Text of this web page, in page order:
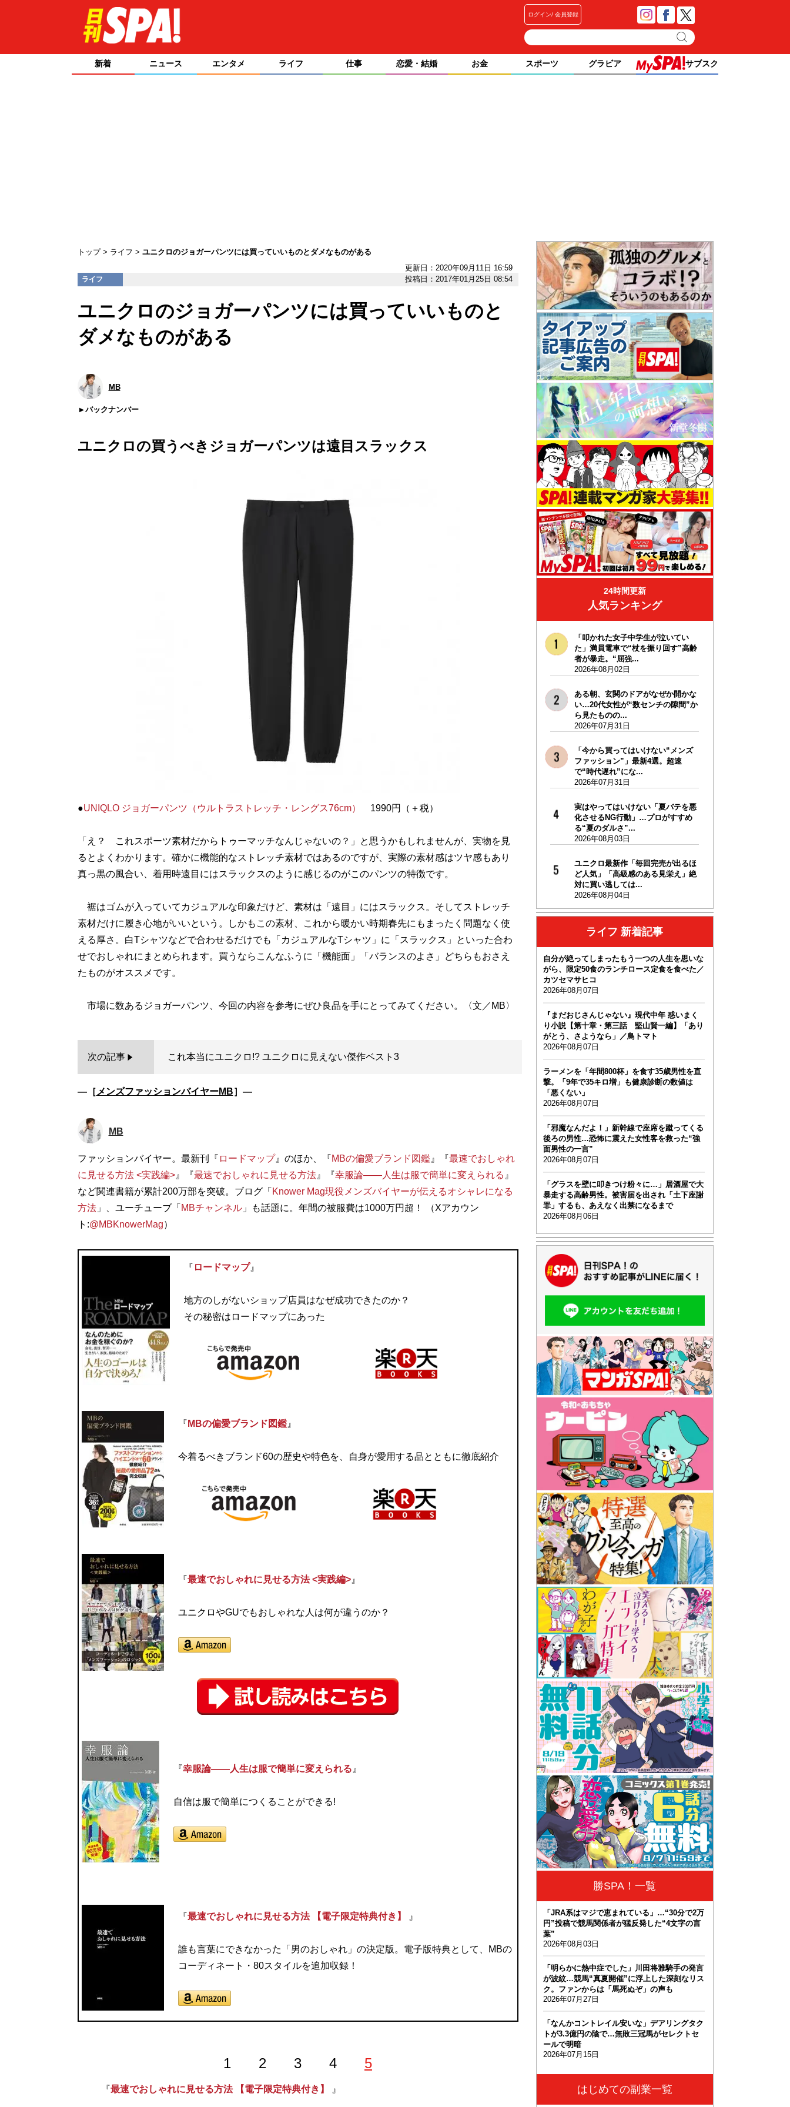
ログイン 会員登録
新着 ニュース エンタメ ライフ 仕事 恋愛・結婚 お金 スポーツ グラビア サブスク
トップ ライフ
ユニクロのジョガーパンツには買っていいものとダメなものがある
更新日：2020年09月11日 16:59
ライフ 投稿日：2017年01月25日 08:54
ユニクロのジョガーパンツには買っていいものと
ダメなものがある
MB
バックナンバー
ユニクロの買うべきジョガーパンツは遠目スラックス
●UNIQLO ジョガーパンツ（ウルトラストレッチ・レングス76cm） 1990円（＋税）
「え？ これスポーツ素材だからトゥーマッチなんじゃないの？」と思うかもしれませんが、実物を見
るとよくわかります。確かに機能的なストレッチ素材ではあるのですが、実際の素材感はツヤ感もあり
真っ黒の風合い、着用時遠目にはスラックスのように感じるのがこのパンツの特徴です。
裾はゴムが入っていてカジュアルな印象だけど、素材は「遠目」にはスラックス。そしてストレッチ
素材だけに履き心地がいいという。しかもこの素材、これから暖かい時期春先にもまったく問題なく使
える厚さ。白Tシャツなどで合わせるだけでも「カジュアルなTシャツ」に「スラックス」といった合わ
せでおしゃれにまとめられます。買うならこんなふうに「機能面」「バランスのよさ」どちらもおさえ
たものがオススメです。
次の記事 これ本当にユニクロ!? ユニクロに見えない傑作ベスト3
―［ メンズファッションバイヤーMB］―
MB
ファッションバイヤー。最新刊『 ロードマップ』のほか、『MBの偏愛ブランド図鑑』『最速でおしゃれ
に見せる方法 <実践編>』『最速でおしゃれに見せる方法』『幸服論――人生は服で簡単に変えられる 』
など関連書籍が累計200万部を突破。ブログ「 Knower Mag現役メンズバイヤーが伝えるオシャレになる
方法」、ユーチューブ「 MBチャンネル」も話題に。年間の被服費は1000万円超！ （Xアカウン
ト:@MBKnowerMag）
『 ロードマップ』
地方のしがないショップ店員はなぜ成功できたのか？
その秘密はロードマップにあった
『 MBの偏愛ブランド図鑑』
今着るべきブランド60の歴史や特色を、自身が愛用する品とともに徹底紹介
『最速でおしゃれに見せる方法 <実践編>』
ユニクロやGUでもおしゃれな人は何が違うのか？
『幸服論――人生は服で簡単に変えられる 』
自信は服で簡単につくることができる!
『最速でおしゃれに見せる方法 【電子限定特典付き】 』
誰も言葉にできなかった「男のおしゃれ」の決定版。電子版特典として、MBの
コーディネート・80スタイルを追加収録！
1 2 3 4 5
『最速でおしゃれに見せる方法 【電子限定特典付き】 』
24時間更新
人気ランキング
「叩かれた女子中学生が泣いてい
た」満員電車で“杖を振り回す”高齢
者が暴走。“屈強...
2026年08月02日
ある朝、玄関のドアがなぜか開かな
い…20代女性が“数センチの隙間”か
ら見たものの...
2026年07月31日
「今から買ってはいけない“メンズ
ファッション”」最新4選。超速
で“時代遅れ”にな...
2026年07月31日
実はやってはいけない「夏バテを悪
化させるNG行動」…プロがすすめ
る“夏のダルさ”...
2026年08月03日
ユニクロ最新作「毎回完売が出るほ
ど人気」「高級感のある見栄え」絶
対に買い逃しては...
2026年08月04日
ライフ 新着記事
自分が絶ってしまったもう一つの人生を思いな
がら、限定50食のランチロース定食を食べた／
カツセマサヒコ
2026年08月07日
『まだおじさんじゃない』現代中年 惑いまく
り小説【第十章・第三話 堅山賢一編】「あり
がとう、さようなら」／鳥トマト
2026年08月07日
ラーメンを「年間800杯」を食す35歳男性を直
撃。「9年で35キロ増」も健康診断の数値は
「悪くない」
2026年08月07日
「邪魔なんだよ！」新幹線で座席を蹴ってくる
後ろの男性…恐怖に震えた女性客を救った“強
面男性の一言”
2026年08月07日
「グラスを壁に叩きつけ粉々に…」居酒屋で大
暴走する高齢男性。被害届を出され「土下座謝
罪」するも、あえなく出禁になるまで
2026年08月06日
勝SPA！一覧
「JRA系はマジで恵まれている」…“30分で2万
円”投稿で競馬関係者が猛反発した“4文字の言
葉”
2026年08月03日
「明らかに熱中症でした」川田将雅騎手の発言
が波紋…競馬“真夏開催”に浮上した深刻なリス
ク。ファンからは「馬死ぬぞ」の声も
2026年07月27日
「なんかコントレイル安いな」デアリングタク
トが3.3億円の陰で…無敗三冠馬がセレクトセ
ールで明暗
2026年07月15日
はじめての副業一覧